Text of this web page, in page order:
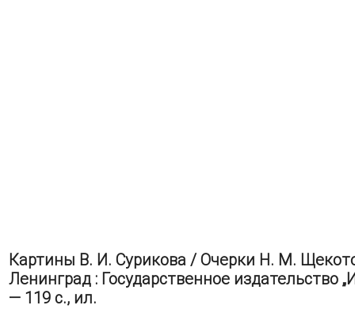
Картины В. И. Сурикова / Очерки Н. М.
Ленинград : Государственное издательство
— 119 с., ил.